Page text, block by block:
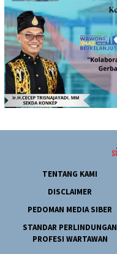
TENTANG KAMI
DISCLAIMER
PEDOMAN MEDIA SIBER
STANDAR PERLINDUNGAN
PROFESI WARTAWAN